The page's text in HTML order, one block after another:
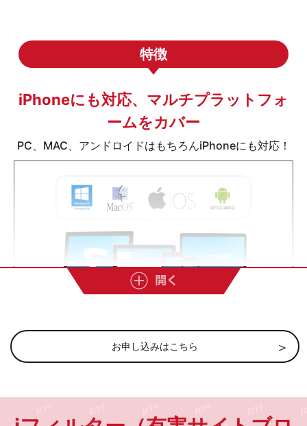
注意事項
IPv4ご利用時はルータにグローバルIPアドレス(インター
ネット上の住所)が割り振られ、ルータ配下の機器にはロ
ーカルIPアドレスと呼ばれるプライベートなアドレスが割
グローバルIPアドレス(インターネット上の住所)が割り振
られます。スマートフォンやPC等の機器が直接インター
ネットと繋がる関係上、セキュリティはご自身で確保する
必要があります。ルータのセキュリティ設定やセキュリテ
また、本サービスを使用したことによるトラブルなどは、
特徴
iPhoneにも対応、マルチプラットフォ
ームをカバー
PC、MAC、アンドロイドはもちろんiPhoneにも対応！
家族全員のデバイスにインストール
自宅のパソコン、家族のスマホ、
田舎のおじいちゃん、おばあちゃんのデバイスも安心の
お申し込みはこちら